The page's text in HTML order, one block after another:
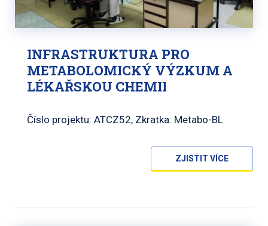
INFRASTRUKTURA PRO
METABOLOMICKÝ VÝZKUM A
LÉKAŘSKOU CHEMII
Číslo projektu: ATCZ52, Zkratka: Metabo-BL
ZJISTIT VÍCE